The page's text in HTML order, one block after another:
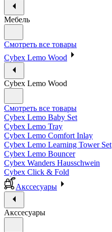
Мебель
Смотреть все товары
Cybex Lemo Wood
Cybex Lemo Wood
Смотреть все товары
Cybex Lemo Baby Set
Cybex Lemo Tray
Cybex Lemo Comfort Inlay
Cybex Lemo Learning Tower Set
Cybex Lemo Bouncer
Cybex Wanders Hausschwein
Cybex Click & Fold
Акссесуары
Акссесуары